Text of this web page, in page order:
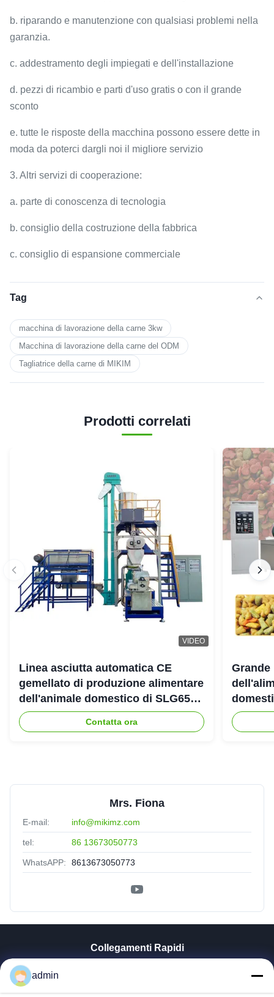
b. riparando e manutenzione con qualsiasi problemi nella
garanzia.
c. addestramento degli impiegati e dell'installazione
d. pezzi di ricambio e parti d'uso gratis o con il grande
sconto
e. tutte le risposte della macchina possono essere dette in
moda da poterci dargli noi il migliore servizio
3. Altri servizi di cooperazione:
a. parte di conoscenza di tecnologia
b. consiglio della costruzione della fabbrica
c. consiglio di espansione commerciale
Tag
macchina di lavorazione della carne 3kw
Macchina di lavorazione della carne del ODM
Tagliatrice della carne di MIKIM
Prodotti correlati
VIDEO
Linea asciutta automatica CE
gemellato di produzione alimentare
dell'animale domestico di SLG65
SLG70 dell'estrusore a vite di
parallelo
Contatta ora
Grande
Mrs. Fiona
E-mail: info@mikimz.com
tel: 86 13673050773
WhatsAPP: 8613673050773
Collegamenti Rapidi
admin